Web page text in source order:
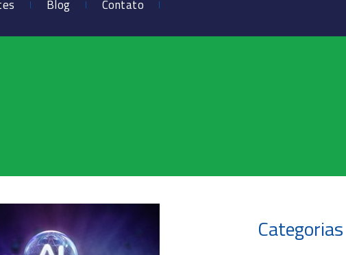
Blog Contato
Categorias